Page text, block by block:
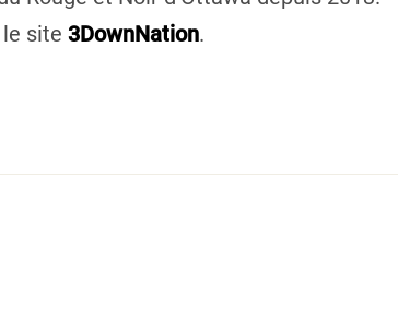
le site 3DownNation.